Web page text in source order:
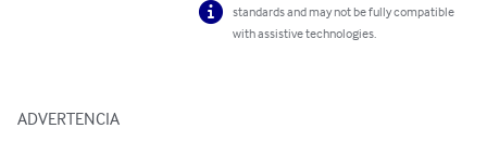
standards and may not be fully compatible
with assistive technologies.
ADVERTENCIA